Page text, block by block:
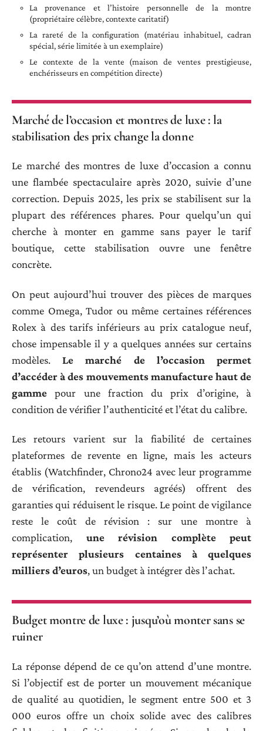
La provenance et l’histoire personnelle de la montre
(propriétaire célèbre, contexte caritatif)
La rareté de la configuration (matériau inhabituel, cadran
spécial, série limitée à un exemplaire)
Le contexte de la vente (maison de ventes prestigieuse,
enchérisseurs en compétition directe)
Marché de l’occasion et montres de luxe : la
stabilisation des prix change la donne
Le marché des montres de luxe d’occasion a connu
une flambée spectaculaire après 2020, suivie d’une
correction. Depuis 2025, les prix se stabilisent sur la
plupart des références phares. Pour quelqu’un qui
cherche à monter en gamme sans payer le tarif
boutique, cette stabilisation ouvre une fenêtre
concrète.
On peut aujourd’hui trouver des pièces de marques
comme Omega, Tudor ou même certaines références
Rolex à des tarifs inférieurs au prix catalogue neuf,
chose impensable il y a quelques années sur certains
modèles.Le marché de l’occasion permet
d’accéder à des mouvements manufacture haut de
gamme pour une fraction du prix d’origine, à
condition de vérifier l’authenticité et l’état du calibre.
Les retours varient sur la fiabilité de certaines
plateformes de revente en ligne, mais les acteurs
établis (Watchfinder, Chrono24 avec leur programme
de vérification, revendeurs agréés) offrent des
garanties qui réduisent le risque. Le point de vigilance
reste le coût de révision : sur une montre à
complication, une révision complète peut
représenter plusieurs centaines à quelques
milliers d’euros, un budget à intégrer dès l’achat.
Budget montre de luxe : jusqu’où monter sans se
ruiner
La réponse dépend de ce qu’on attend d’une montre.
Si l’objectif est de porter un mouvement mécanique
de qualité au quotidien, le segment entre 500 et 3
000 euros offre un choix solide avec des calibres